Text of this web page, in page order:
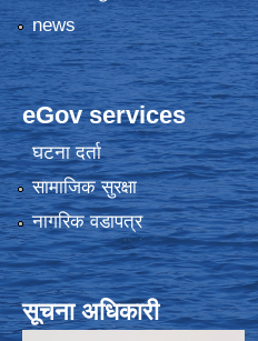
news
eGov services
घटना दर्ता
सामाजिक सुरक्षा
नागरिक वडापत्र
सूचना अधिकारी